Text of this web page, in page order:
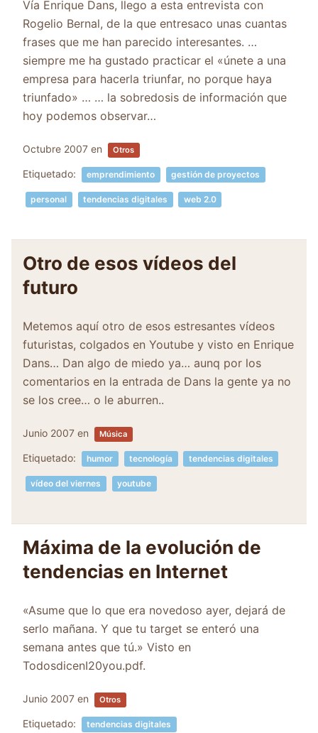
Vía Enrique Dans, llego a esta entrevista con
Rogelio Bernal, de la que entresaco unas cuantas
frases que me han parecido interesantes. …
siempre me ha gustado practicar el «únete a una
empresa para hacerla triunfar, no porque haya
triunfado» … … la sobredosis de información que
hoy podemos observar…
Octubre 2007 en Otros
Etiquetado: emprendimiento gestión de proyectos
personal tendencias digitales web 2.0
Otro de esos vídeos del
futuro
Metemos aquí otro de esos estresantes vídeos
futuristas, colgados en Youtube y visto en Enrique
Dans… Dan algo de miedo ya… aunq por los
comentarios en la entrada de Dans la gente ya no
se los cree… o le aburren..
Junio 2007 en Música
Etiquetado: humor tecnología tendencias digitales
vídeo del viernes youtube
Máxima de la evolución de
tendencias en Internet
«Asume que lo que era novedoso ayer, dejará de
serlo mañana. Y que tu target se enteró una
semana antes que tú.» Visto en
TodosdicenI20you.pdf.
Junio 2007 en Otros
Etiquetado: tendencias digitales